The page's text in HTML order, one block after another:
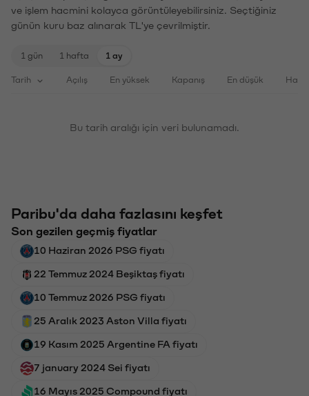
ve işlem hacmini kolayca görüntüleyebilirsiniz. Seçtiğiniz
günün kuru baz alınarak TL'ye çevrilmiştir.
1 gün 1 hafta 1 ay
Tarih Açılış En yüksek Kapanış En düşük
Bu tarih aralığı için veri bulunamadı.
Paribu'da daha fazlasını keşfet
Son gezilen geçmiş fiyatlar
10 Haziran 2026 PSG fiyatı
22 Temmuz 2024 Beşiktaş fiyatı
10 Temmuz 2026 PSG fiyatı
25 Aralık 2023 Aston Villa fiyatı
19 Kasım 2025 Argentine FA fiyatı
7 january 2024 Sei fiyatı
16 Mayıs 2025 Compound fiyatı